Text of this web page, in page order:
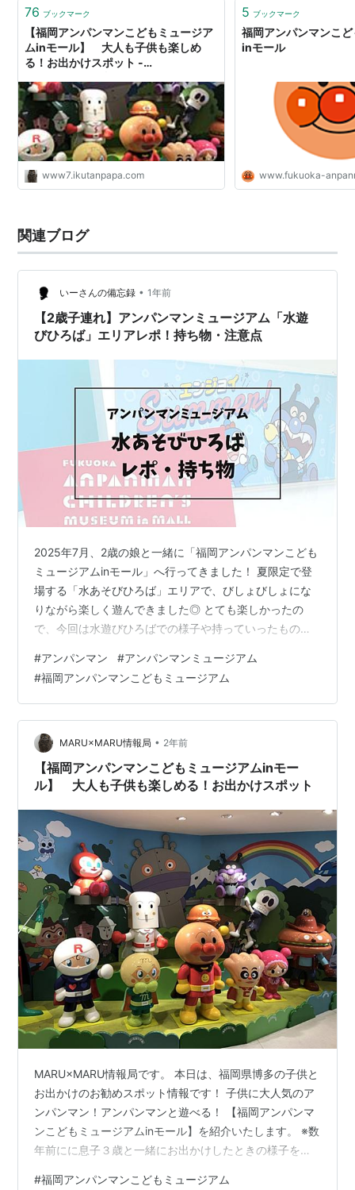
76 ブックマーク
【福岡アンパンマンこどもミュージア
ムinモール】 大人も子供も楽しめ
る！お出かけスポット -
www7.ikutanpapa.com
5 ブックマーク
福岡アンパンマンこ
inモール
www.fukuoka-
関連ブログ
いーさんの備忘録 • 1年前
【2歳子連れ】アンパンマンミュージアム「水遊
びひろば」エリアレポ！持ち物・注意点
2025年7月、2歳の娘と一緒に「福岡アンパンマンこども
ミュージアムinモール」へ行ってきました！ 夏限定で登
場する「水あそびひろば」エリアで、びしょびしょにな
りながら楽しく遊んできました◎ とても楽しかったの
で、今回は水遊びひろばでの様子や持っていったもの・
たのしかったね～！ 水あそびひろば 水あそびひろばの場
所・入場方法 混雑状況 実際のようす・遊具やしかけ 水
あそびひろばのしかけ 水あそびひろばのおもちゃ 着替え
エリアについて 2歳娘のようす 準備してよかった持ち
物・あったらよかったもの 持って行ってよかった持ち物
持っていけばよかった…
#アンパンマン #アンパンマンミュージアム
#福岡アンパンマンこどもミュージアム
MARU×MARU情報局 • 2年前
【福岡アンパンマンこどもミュージアムinモー
ル】 大人も子供も楽しめる！お出かけスポット
MARU×MARU情報局です。 本日は、福岡県博多の子供と
お出かけのお勧めスポット情報です！ 子供に大人気のア
ンパンマン！アンパンマンと遊べる！ 【福岡アンパンマ
ンこどもミュージアムinモール】を紹介いたします。 ※数
年前にに息子３歳と一緒にお出かけしたときの様子を、
#福岡アンパンマンこどもミュージアム